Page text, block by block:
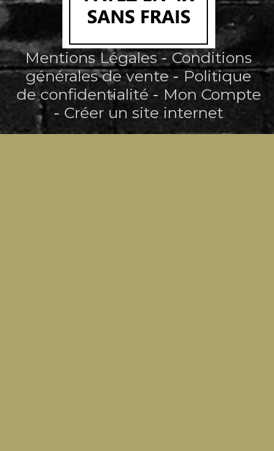
Mentions Légales
Conditions
générales de vente
Politique
de confidentialité
Mon Compte
Créer un site internet